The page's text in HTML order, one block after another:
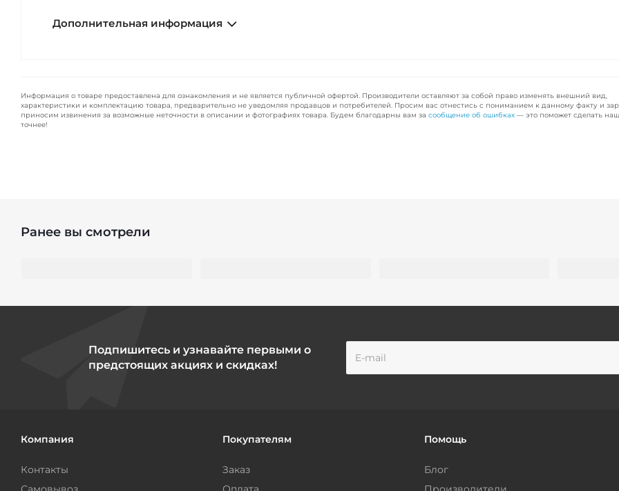
Дополнительная информация
Информация о товаре предоставлена для ознакомления и не является публичной офертой. Производители оставляют за собой право изменять внешний вид,
характеристики и комплектацию товара, предварительно не уведомляя продавцов и потребителей. Просим вас отнестись с пониманием к данному факту и
приносим извинения за возможные неточности в описании и фотографиях товара. Будем благодарны вам за сообщение об ошибках — это поможет сделать
точнее!
Ранее вы смотрели
Подпишитесь и узнавайте первыми о
предстоящих акциях и скидках!
Компания
Контакты
Покупателям
Заказ
Помощь
Блог